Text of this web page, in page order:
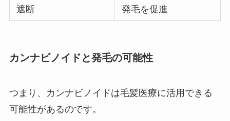
遮断 発毛を促進
カンナビノイドと発毛の可能性
つまり、カンナビノイドは毛髪医療に活用できる
可能性があるのです。